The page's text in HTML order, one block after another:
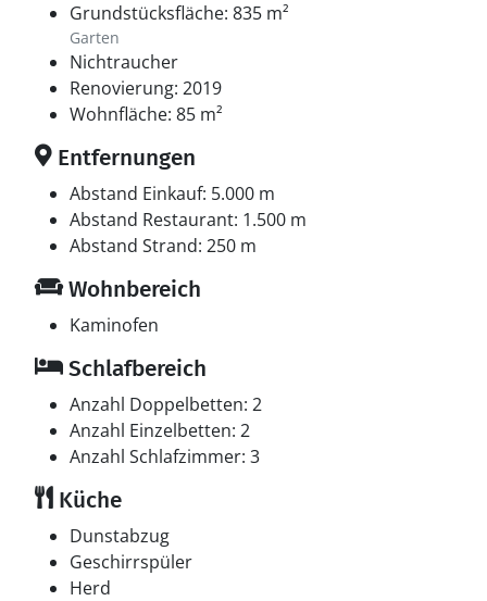
Grundstücksfläche: 835 m²
Garten
Nichtraucher
Renovierung: 2019
Wohnfläche: 85 m²
Entfernungen
Abstand Einkauf: 5.000 m
Abstand Restaurant: 1.500 m
Abstand Strand: 250 m
Wohnbereich
Kaminofen
Schlafbereich
Anzahl Doppelbetten: 2
Anzahl Einzelbetten: 2
Anzahl Schlafzimmer: 3
Küche
Dunstabzug
Geschirrspüler
Herd